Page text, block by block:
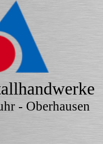
- Oberhausen